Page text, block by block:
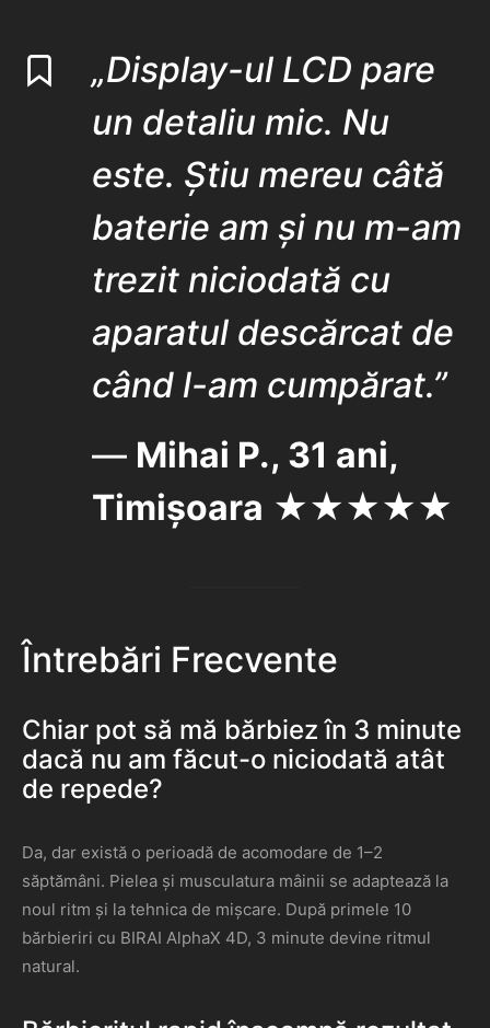
„Display-ul LCD pare
un detaliu mic. Nu
este. Știu mereu câtă
baterie am și nu m-am
trezit niciodată cu
aparatul descărcat de
când l-am cumpărat.”
— Mihai P., 31 ani,
Timișoara ★★★★★
Întrebări Frecvente
Chiar pot să mă bărbiez în 3 minute
dacă nu am făcut-o niciodată atât
de repede?
Da, dar există o perioadă de acomodare de 1–2
săptămâni. Pielea și musculatura mâinii se adaptează la
noul ritm și la tehnica de mișcare. După primele 10
bărbieriri cu BIRAI AlphaX 4D, 3 minute devine ritmul
natural.